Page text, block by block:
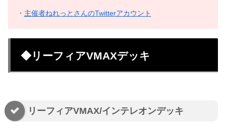
・ 主催者ねれっとさんのTwitterアカウント
◆リーフィアVMAXデッキ
リーフィアVMAX/インテレオンデッキ